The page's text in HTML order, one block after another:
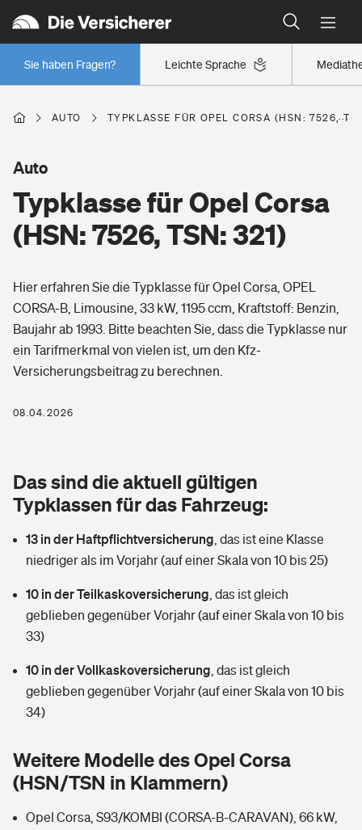
Leichte Sprache
Sie haben Fragen?
Wer versichert was: Jetzt Versicherer finden
Regionalklassen: So ist Ihre Region eingestuft
Wer versichert was: Jetzt Versicherer finden
Berufsunfähigkeitsversicherung
Erwerbsunfähigkeitsversicherung
Grundfähigkeitsversicherung
Arbeitsrechtsschutz
Berufshaftpflichtversicherung
Zur Übersicht
Tools
Wer versichert was: Jetzt Versicherer finden
Sie haben Fragen?
Wohnen
Glasversicherung
Mietkautionsversicherung
Restkreditversicherung
Tools
Hochwasser-Check: Wie gefährdet ist Ihr Haus?
Freizeit
Pri­vate Haft­pflicht­
Kinderunfall­ver­si­che­rung
Kinderinvalidität
Reiseversicherung
Hundehalter-Haftpflicht
Handyversicherung
Private Cyberversicherung
Gesundheit
Private Krankenversicherung
Dread-Disease-Versicherung
Tierkrankenversicherung
Tools
Wer versichert was: Jetzt Versicherer finden
Rentenrechner: Wie viel Geld bekomme ich im Alter?
AUTO TYPKLASSE FÜR OPEL CORSA (HSN: 7526,
Typklasse für Opel Corsa
(HSN: 7526, TSN: 321)
Auto
Hier erfahren Sie die Typklasse für Opel Corsa, OPEL
CORSA-B, Limousine, 33 kW, 1195 ccm, Kraftstoff: Benzin,
Baujahr ab 1993. Bitte beachten Sie, dass die Typklasse nur
ein Tarifmerkmal von vielen ist, um den Kfz-
Versicherungsbeitrag zu berechnen.
08.04.2026
Das sind die aktuell gültigen
Typklassen für das Fahrzeug:
13 in der Haftpflichtversicherung das ist eine Klasse
niedriger als im Vorjahr (auf einer Skala von 10 bis 25)
10 in der Teilkaskoversicherung das ist gleich
geblieben gegenüber Vorjahr (auf einer Skala von 10 bis
33)
10 in der Vollkaskoversicherung das ist gleich
geblieben gegenüber Vorjahr (auf einer Skala von 10 bis
34)
Weitere Modelle des Opel Corsa
(HSN/TSN in Klammern)
Opel Corsa, S93/KOMBI (CORSA-B-CARAVAN), 66 kW,